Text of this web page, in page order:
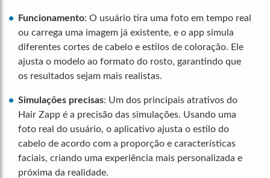
Funcionamento: O usuário tira uma foto em tempo real
ou carrega uma imagem já existente, e o app simula
diferentes cortes de cabelo e estilos de coloração. Ele
ajusta o modelo ao formato do rosto, garantindo que
os resultados sejam mais realistas.
Simulações precisas: Um dos principais atrativos do
Hair Zapp é a precisão das simulações. Usando uma
foto real do usuário, o aplicativo ajusta o estilo do
cabelo de acordo com a proporção e características
faciais, criando uma experiência mais personalizada e
próxima da realidade.